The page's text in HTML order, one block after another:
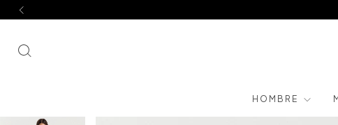
HOMBRE